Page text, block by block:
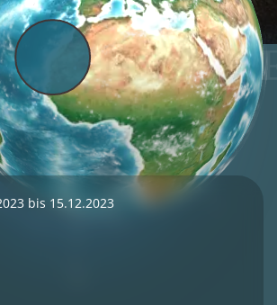
bis 15.12.2023